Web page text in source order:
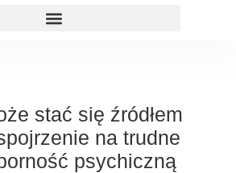
stać się źródłem
na trudne
psychiczną